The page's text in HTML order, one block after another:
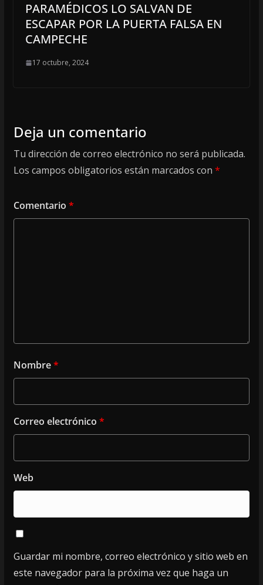
PARAMÉDICOS LO SALVAN DE
ESCAPAR POR LA PUERTA FALSA EN
CAMPECHE
17 octubre, 2024
Deja un comentario
Tu dirección de correo electrónico no será publicada.
Los campos obligatorios están marcados con *
Comentario *
Nombre*
Correo electrónico *
Web
Guardar mi nombre, correo electrónico y sitio web en
este navegador para la próxima vez que haga un